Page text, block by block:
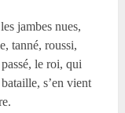
jambes nues,
tanné, roussi,
le roi, qui
s’en vient